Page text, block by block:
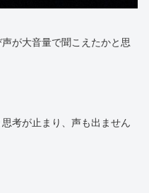
が大音量で聞こえたかと思
考が止まり、声も出ません